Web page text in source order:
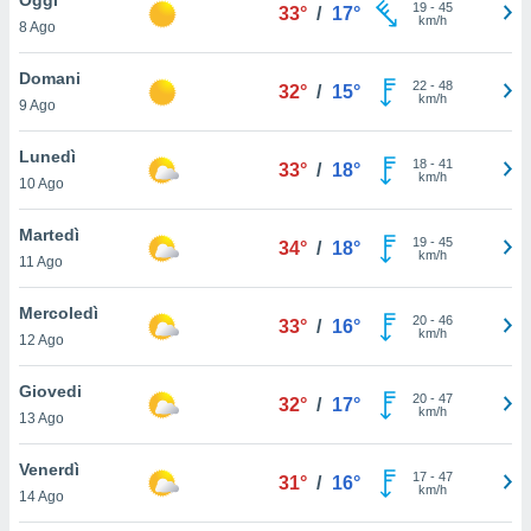
è
al sito
di
ci
di
il
un
la
nella
8 Ago
33° / 17° 19- 45
km/h
Domani
9 Ago
32° / 15° 22- 48
km/h
Lunedì
10 Ago
33° / 18° 18- 41
km/h
Martedì
11 Ago
34° / 18° 19- 45
km/h
Mercoledì
12 Ago
33° / 16° 20- 46
km/h
Giovedi
13 Ago
32° / 17° 20- 47
km/h
Venerdì
14 Ago
31° / 16° 17- 47
km/h